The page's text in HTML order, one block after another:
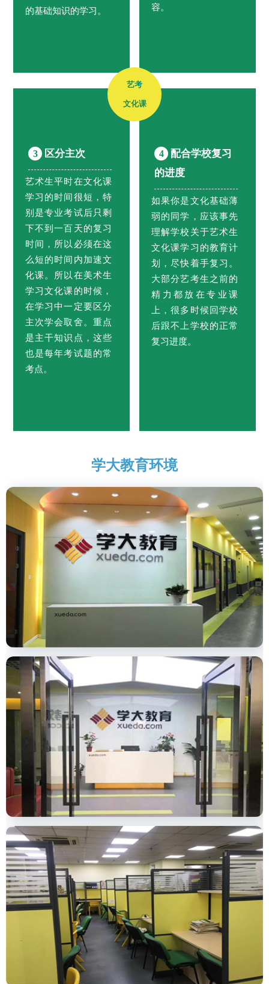
的基础知识的学习。
容。
3 区分主次
艺术生平时在文化课
学习的时间很短，特
别是专业考试后只剩
下不到一百天的复习
时间，所以必须在这
么短的时间内加速文
化课。所以在美术生
学习文化课的时候，
在学习中一定要区分
主次学会取舍。重点
是主干知识点，这些
也是每年考试题的常
考点。
4
配合学校复习
的进度
如果你是文化基础薄
弱的同学，应该事先
理解学校关于艺术生
文化课学习的教育计
划，尽快着手复习。
大部分艺考生之前的
精力都放在专业课
上，很多时候回学校
后跟不上学校的正常
复习进度。
艺考
文化课
学大教育环境